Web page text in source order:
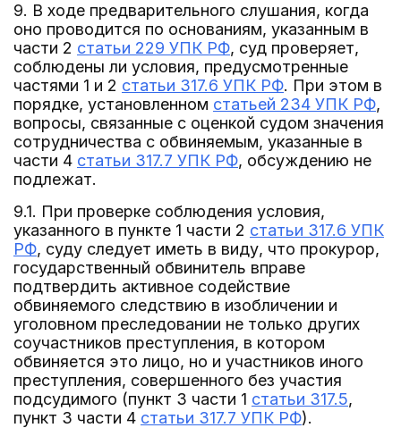
9. В ходе предварительного слушания, когда
оно проводится по основаниям, указанным в
части 2 статьи 229 УПК РФ, суд проверяет,
соблюдены ли условия, предусмотренные
частями 1 и 2 статьи 317.6 УПК РФ. При этом в
порядке, установленном статьей 234 УПК РФ,
вопросы, связанные с оценкой судом значения
сотрудничества с обвиняемым, указанные в
части 4 статьи 317.7 УПК РФ, обсуждению не
подлежат.
9.1. При проверке соблюдения условия,
указанного в пункте 1 части 2 статьи 317.6 УПК
РФ, суду следует иметь в виду, что прокурор,
государственный обвинитель вправе
подтвердить активное содействие
обвиняемого следствию в изобличении и
уголовном преследовании не только других
соучастников преступления, в котором
обвиняется это лицо, но и участников иного
преступления, совершенного без участия
подсудимого (пункт 3 части 1 статьи 317.5,
пункт 3 части 4 статьи 317.7 УПК РФ).